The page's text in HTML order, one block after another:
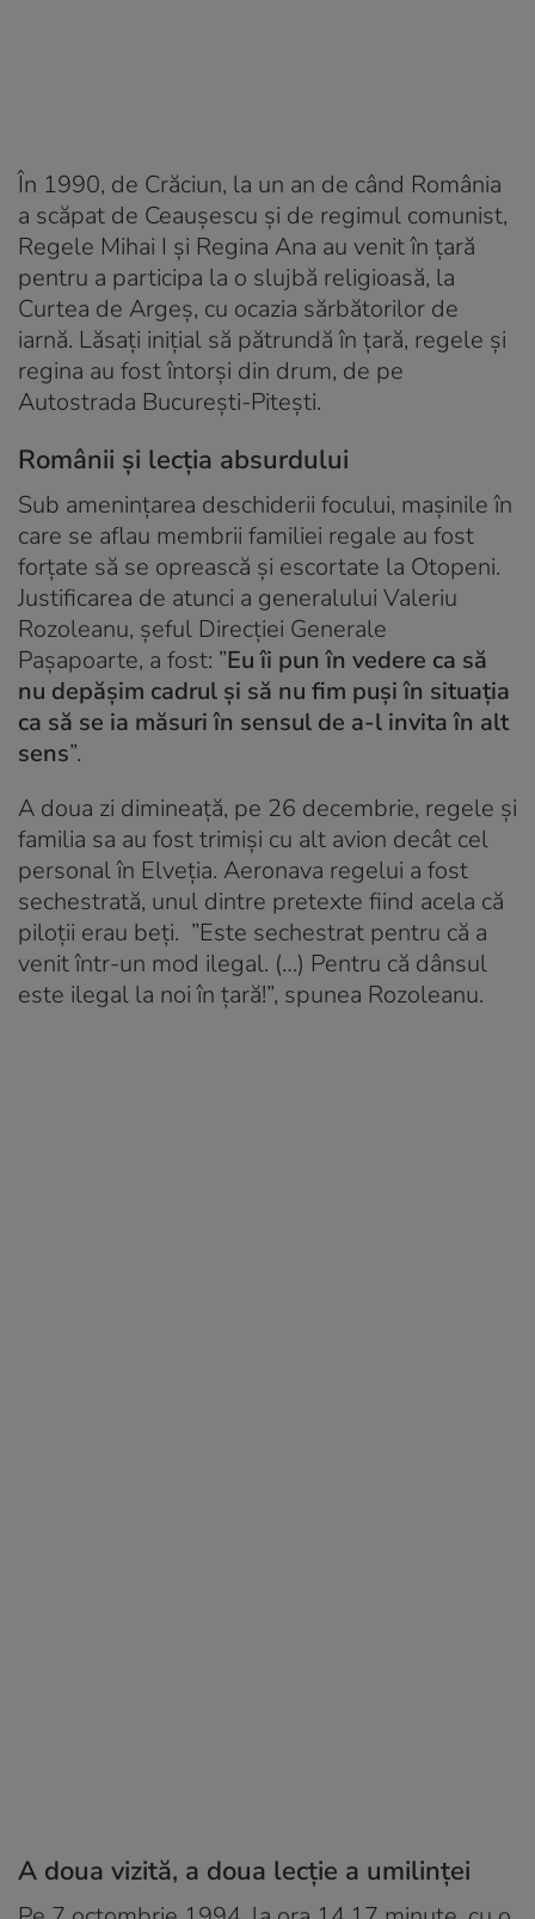
În 1990, de Crăciun, la un an de când România
a scăpat de Ceaușescu și de regimul comunist,
Regele Mihai I și Regina Ana au venit în țară
pentru a participa la o slujbă religioasă, la
Curtea de Argeș, cu ocazia sărbătorilor de
iarnă. Lăsați inițial să pătrundă în țară, regele și
regina au fost întorși din drum, de pe
Autostrada București-Pitești.
Românii și lecția absurdului
Sub amenințarea deschiderii focului, mașinile în
care se aflau membrii familiei regale au fost
forțate să se oprească și escortate la Otopeni.
Justificarea de atunci a generalului Valeriu
Rozoleanu, șeful Direcției Generale
Pașapoarte, a fost: ”Eu îi pun în vedere ca să
nu depășim cadrul și să nu fim puși în situația
ca să se ia măsuri în sensul de a-l invita în alt
sens”.
A doua zi dimineață, pe 26 decembrie, regele și
familia sa au fost trimiși cu alt avion decât cel
personal în Elveția. Aeronava regelui a fost
sechestrată, unul dintre pretexte fiind acela că
piloții erau beți. ”Este sechestrat pentru că a
venit într-un mod ilegal. (…) Pentru că dânsul
este ilegal la noi în țară!”, spunea Rozoleanu.
A doua vizită, a doua lecție a umilinței